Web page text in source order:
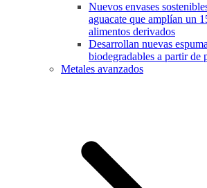
Nuevos envases
aguacate que amplían un
alimentos derivados
Desarrollan nuevas
biodegradables a partir de
Metales avanzados